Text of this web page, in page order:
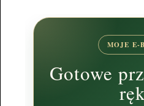
MOJE E-
Gotowe